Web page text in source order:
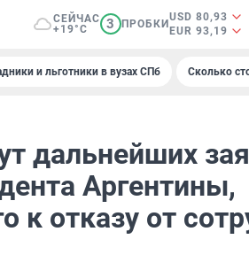
СЕЙЧАС
+19°C
3 ПРОБКИ
USD 80,93
EUR 93,19
и льготники в вузах СПб Сколько
дальнейших
Аргентины,
к отказу от